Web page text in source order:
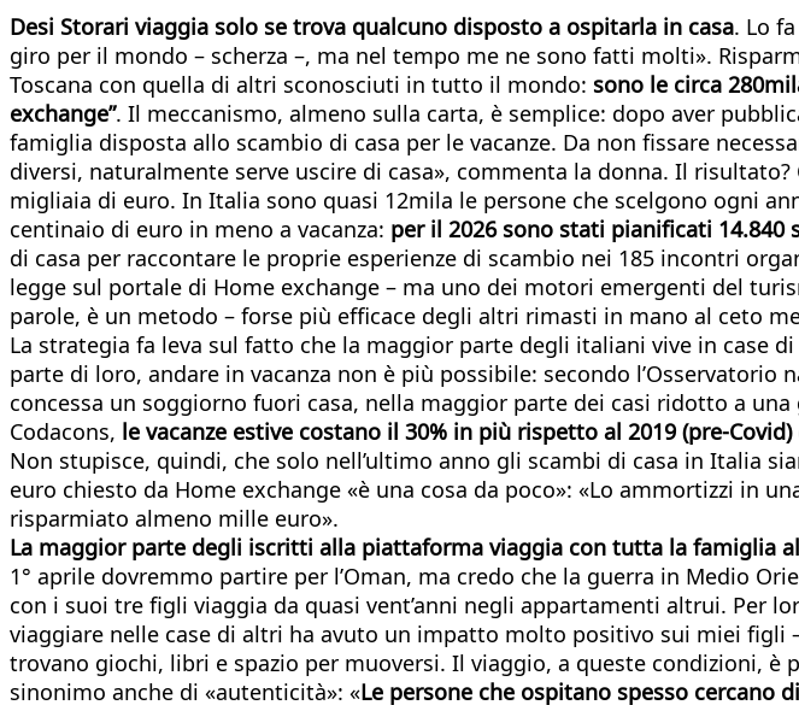
Desi Storari viaggia solo se trova qualcuno disposto a ospitarla in casa. Lo
giro per il mondo – scherza –, ma nel tempo me ne sono fatti molti».
Toscana con quella di altri sconosciuti in tutto il mondo: sono le circa
exchange”. Il meccanismo, almeno sulla carta, è semplice: dopo aver
famiglia disposta allo scambio di casa per le vacanze. Da non fissare
diversi, naturalmente serve uscire di casa», commenta la donna. Il
migliaia di euro. In Italia sono quasi 12mila le persone che scelgono ogni
centinaio di euro in meno a vacanza: per il 2026 sono stati pianificati 14.840
di casa per raccontare le proprie esperienze di scambio nei 185 incontri
legge sul portale di Home exchange – ma uno dei motori emergenti del
parole, è un metodo – forse più efficace degli altri rimasti in mano al ceto
La strategia fa leva sul fatto che la maggior parte degli italiani vive in case
parte di loro, andare in vacanza non è più possibile: secondo
concessa un soggiorno fuori casa, nella maggior parte dei casi ridotto a
Codacons, le vacanze estive costano il 30% in più rispetto al 2019 (pre-Covid)
Non stupisce, quindi, che solo nell’ultimo anno gli scambi di casa in Italia
euro chiesto da Home exchange «è una cosa da poco»: «Lo ammortizzi in
risparmiato almeno mille euro».
La maggior parte degli iscritti alla piattaforma viaggia con tutta la famiglia
1° aprile dovremmo partire per l’Oman, ma credo che la guerra in Medio
con i suoi tre figli viaggia da quasi vent’anni negli appartamenti altrui. Per
viaggiare nelle case di altri ha avuto un impatto molto positivo sui miei
trovano giochi, libri e spazio per muoversi. Il viaggio, a queste condizioni,
sinonimo anche di «autenticità»: «Le persone che ospitano spesso